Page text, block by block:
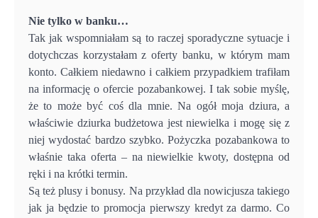
Nie tylko w banku…
Tak jak wspomniałam są to raczej sporadyczne sytuacje i
dotychczas korzystałam z oferty banku, w którym mam
konto. Całkiem niedawno i całkiem przypadkiem trafiłam
na informację o ofercie pozabankowej. I tak sobie myślę,
że to może być coś dla mnie. Na ogół moja dziura, a
właściwie dziurka budżetowa jest niewielka i mogę się z
niej wydostać bardzo szybko. Pożyczka pozabankowa to
właśnie taka oferta – na niewielkie kwoty, dostępna od
ręki i na krótki termin.
Są też plusy i bonusy. Na przykład dla nowicjusza takiego
jak ja będzie to promocja pierwszy kredyt za darmo. Co